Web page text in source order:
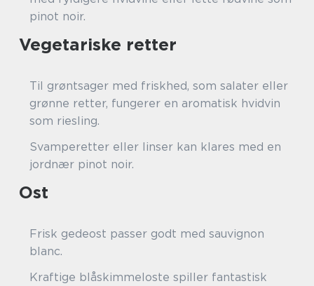
pinot noir.
Vegetariske retter
Til grøntsager med friskhed, som salater eller
grønne retter, fungerer en aromatisk hvidvin
som riesling.
Svamperetter eller linser kan klares med en
jordnær pinot noir.
Ost
Frisk gedeost passer godt med sauvignon
blanc.
Kraftige blåskimmeloste spiller fantastisk